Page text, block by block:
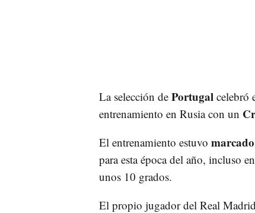
La selección de Portugal celebró
entrenamiento en Rusia con un
El entrenamiento estuvo
para esta época del año, incluso
unos 10 grados.
El propio jugador del Real